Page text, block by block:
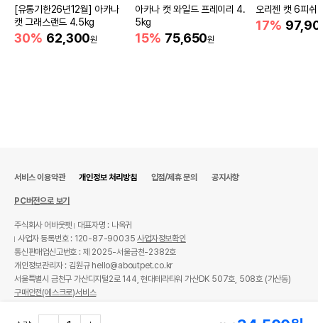
[유통기한26년12월] 아카나
캣 그래스랜드 4.5kg
30% 62,300원
아카나 캣 와일드 프레이리 4.
5kg
15% 75,650원
오리젠 캣 6피
17%
서비스 이용약관 개인정보 처리방침 입점/제휴 문의 공지사항
PC버전으로 보기
주식회사 어바웃펫
대표자명 : 나옥귀
사업자 등록번호 : 120-87-90035사업자정보확인
통신판매업신고번호 : 제 2025-서울금천-2382호
개인정보관리자 : 김원규 hello@aboutpet.co.kr
서울특별시 금천구 가산디지털2로 144, 현대테라타워 가산DK 507호, 508호 (가산동)
구매안전(에스크로)서비스